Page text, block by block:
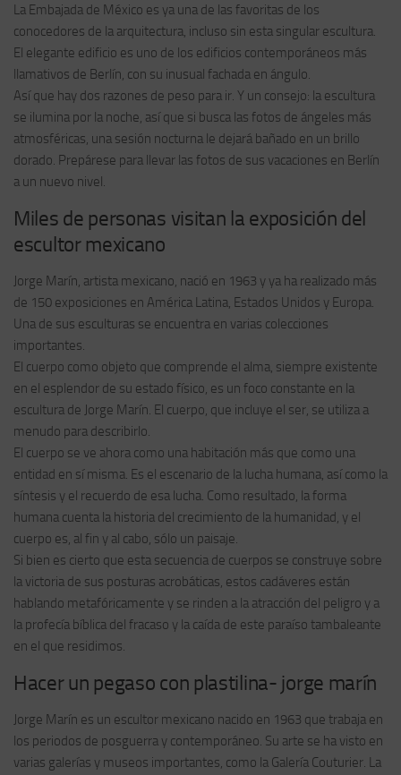
La Embajada de México es ya una de las favoritas de los
conocedores de la arquitectura, incluso sin esta singular escultura.
El elegante edificio es uno de los edificios contemporáneos más
llamativos de Berlín, con su inusual fachada en ángulo.
Así que hay dos razones de peso para ir. Y un consejo: la escultura
se ilumina por la noche, así que si busca las fotos de ángeles más
atmosféricas, una sesión nocturna le dejará bañado en un brillo
dorado. Prepárese para llevar las fotos de sus vacaciones en Berlín
a un nuevo nivel.
Miles de personas visitan la exposición del
escultor mexicano
Jorge Marín, artista mexicano, nació en 1963 y ya ha realizado más
de 150 exposiciones en América Latina, Estados Unidos y Europa.
Una de sus esculturas se encuentra en varias colecciones
importantes.
El cuerpo como objeto que comprende el alma, siempre existente
en el esplendor de su estado físico, es un foco constante en la
escultura de Jorge Marín. El cuerpo, que incluye el ser, se utiliza a
menudo para describirlo.
El cuerpo se ve ahora como una habitación más que como una
entidad en sí misma. Es el escenario de la lucha humana, así como la
síntesis y el recuerdo de esa lucha. Como resultado, la forma
humana cuenta la historia del crecimiento de la humanidad, y el
cuerpo es, al fin y al cabo, sólo un paisaje.
Si bien es cierto que esta secuencia de cuerpos se construye sobre
la victoria de sus posturas acrobáticas, estos cadáveres están
hablando metafóricamente y se rinden a la atracción del peligro y a
la profecía bíblica del fracaso y la caída de este paraíso tambaleante
en el que residimos.
Hacer un pegaso con plastilina- jorge marín
Jorge Marín es un escultor mexicano nacido en 1963 que trabaja en
los periodos de posguerra y contemporáneo. Su arte se ha visto en
varias galerías y museos importantes, como la Galería Couturier. La